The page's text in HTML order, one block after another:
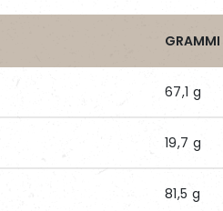
GRAMMI
67,1 g
19,7 g
81,5 g